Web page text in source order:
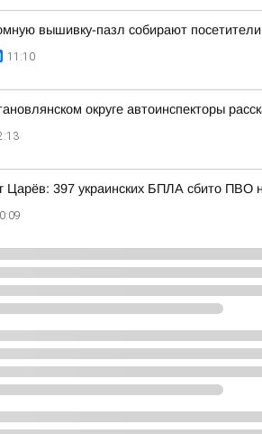
вышивку-пазл собирают
11:10
округе автоинспекторы
Царёв: 397 украинских БПЛА сбито ПВО